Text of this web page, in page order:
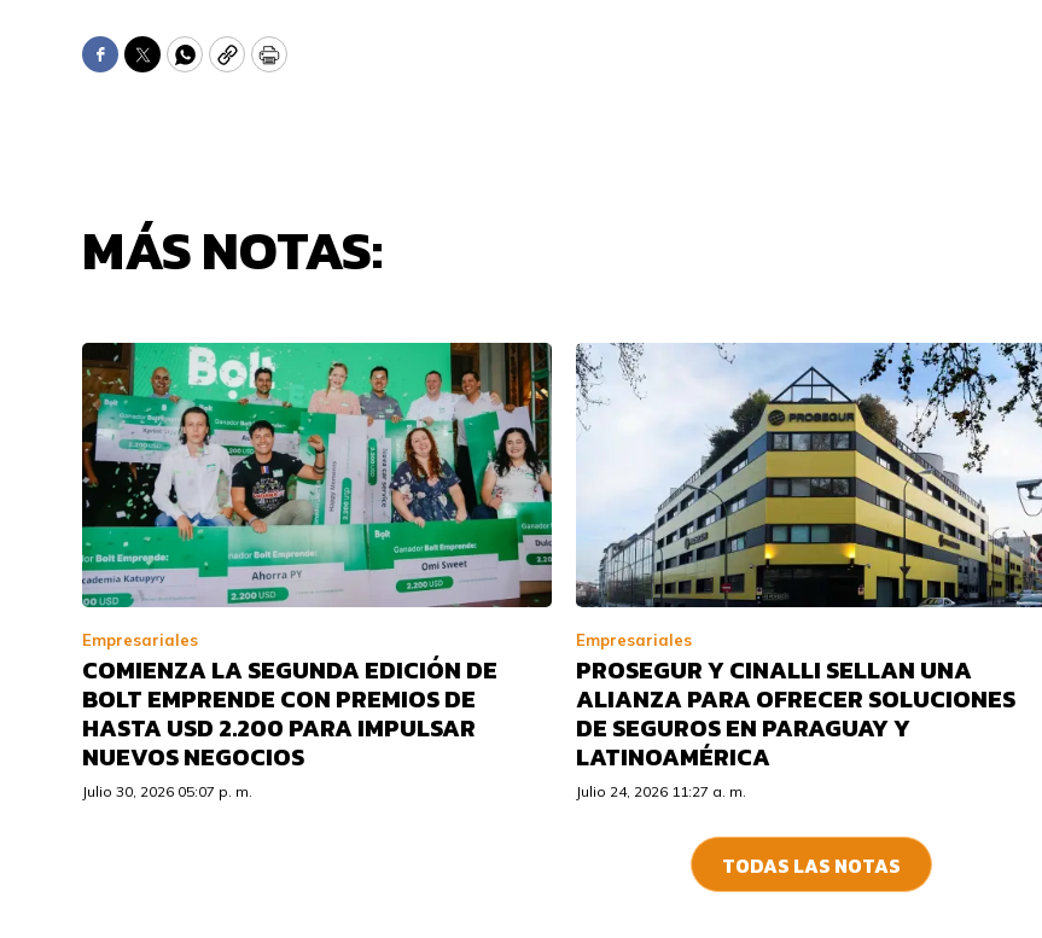
Facebook
TwitterWhatsApp
CopyPrint
MÁS NOTAS:
Empresariales
COMIENZA LA SEGUNDA EDICIÓN DE
BOLT EMPRENDE CON PREMIOS DE
HASTA USD 2.200 PARA IMPULSAR
NUEVOS NEGOCIOS
Julio 30, 2026 05:07 p. m.
Empresariales
PROSEGUR Y CINALLI SELLAN UNA
ALIANZA PARA OFRECER SOLUCIONES
DE SEGUROS EN PARAGUAY Y
LATINOAMÉRICA
Julio 24, 2026 11:27 a. m.
TODAS LAS NOTAS